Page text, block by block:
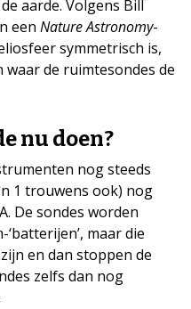
aarde. Volgens Bill
een Nature Astronomy-
symmetrisch is,
de ruimtesondes de
nu doen?
nog steeds
1 trouwens ook) nog
De sondes worden
maar die
en dan stoppen de
zelfs dan nog